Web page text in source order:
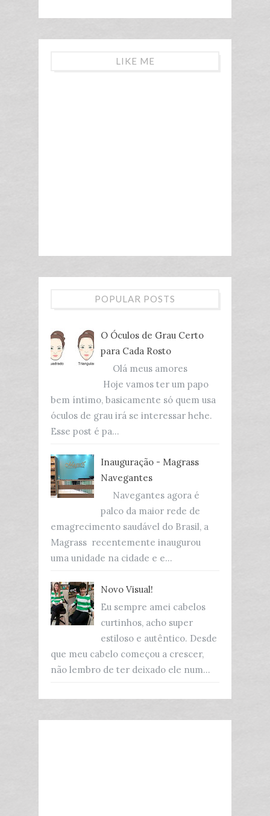
LIKE ME
POPULAR POSTS
O Óculos de Grau Certo
para Cada Rosto
Olá meus amores
Hoje vamos ter um papo
bem íntimo, basicamente só quem usa
óculos de grau irá se interessar hehe.
Esse post é pa...
Inauguração - Magrass
Navegantes
Navegantes agora é
palco da maior rede de
emagrecimento saudável do Brasil, a
Magrass recentemente inaugurou
uma unidade na cidade e e...
Novo Visual!
Eu sempre amei cabelos
curtinhos, acho super
estiloso e autêntico. Desde
que meu cabelo começou a crescer,
não lembro de ter deixado ele num...